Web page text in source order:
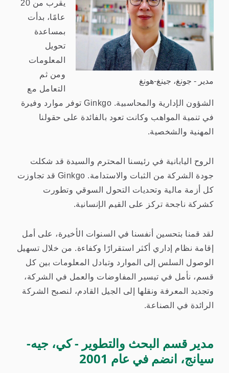
مدير - جونغ، جينغ-هونغ
يقرب من 20
عامًا، بدأت
بمساعدة
تحويل
المعلومات
ومن ثم
التعامل مع
الشؤون الإدارية والمحاسبية. Ginkgo توفر موارد وفيرة
في تنمية المواهب وكانت تعود بالفائدة على حقولنا
المهنية والشخصية.
الروح اليابانية في رئيسنا المحترم والسيدة قد شكلت
جودة الشركة من الثبات والاستدامة. Ginkgo قد تجاوزت
كل أزمة مالية وتحديات التحول السوقي وتطورت
كشركة ناجحة تركز على القيم الإنسانية.
لقد قمنا بتحسين أنفسنا في السنوات الأخيرة، على أمل
إقامة نظام إداري أكثر استقرارًا وكفاءة. من خلال تسهيل
الوصول السلس إلى الموارد وتبادل المعلومات بين كل
قسم، نأمل في تيسير المفاوضات والعمل في الشركة،
وتجديد المعرفة ونقلها إلى الجيل القادم، لنصبح الشركة
الرائدة في الصناعة.
مدير قسم البحث والتطوير - كي، جيه-
سيانج، انضم في عام 2001